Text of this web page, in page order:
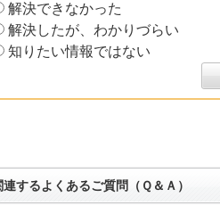
解決できなかった
解決したが、わかりづらい
知りたい情報ではない
連するよくあるご質問（Ｑ＆Ａ）